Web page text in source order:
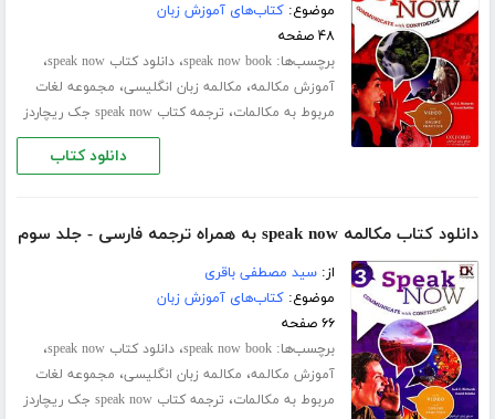
موضوع:کتاب‌های آموزش زبان
۴۸ صفحه
برچسب‌ها:speak now book،دانلود کتاب speak now ،
آموزش مکالمه، مکالمه زبان انگلیسی، مجموعه لغات
مربوط به مکالمات، ترجمه کتاب speak now جک ریچاردز
دانلود کتاب
دانلود کتاب مکالمه speak now به همراه ترجمه فارسی - جلد سوم
از:سید مصطفی باقری
موضوع:کتاب‌های آموزش زبان
۶۶ صفحه
برچسب‌ها:speak now book،دانلود کتاب speak now ،
آموزش مکالمه، مکالمه زبان انگلیسی، مجموعه لغات
مربوط به مکالمات، ترجمه کتاب speak now جک ریچاردز